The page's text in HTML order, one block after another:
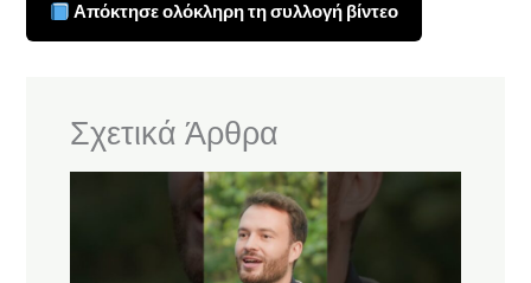
Απόκτησε ολόκληρη τη συλλογή βίντεο
Σχετικά Άρθρα